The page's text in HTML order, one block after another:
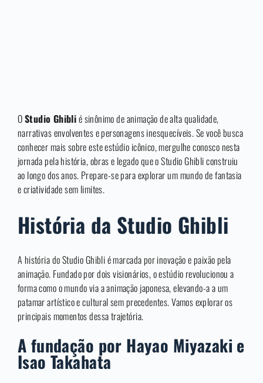
OStudio Ghiblié sinônimo de animação de alta qualidade,
narrativas envolventes e personagens inesquecíveis. Se você busca
conhecer mais sobre este estúdio icônico, mergulhe conosco nesta
jornada pela história, obras e legado que o Studio Ghibli construiu
ao longo dos anos. Prepare-se para explorar um mundo de fantasia
e criatividade sem limites.
História da Studio Ghibli
A história do Studio Ghibli é marcada por inovação e paixão pela
animação. Fundado por dois visionários, o estúdio revolucionou a
forma como o mundo via a animação japonesa, elevando-a a um
patamar artístico e cultural sem precedentes. Vamos explorar os
principais momentos dessa trajetória.
A fundação por Hayao Miyazaki e
Isao Takahata